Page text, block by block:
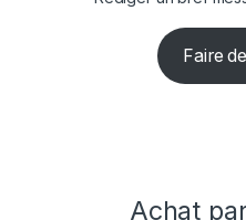
Faire
Achat